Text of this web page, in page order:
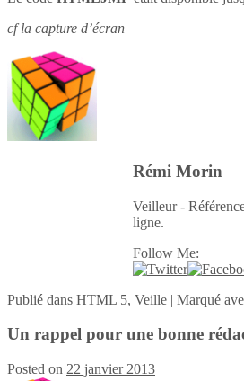
cf la capture d’écran
Rémi Morin
Veilleur -
ligne.
Follow Me:
Publié dans HTML 5, Veille | Marqué
Un rappel pour une bonne
Posted on 22 janvier 2013